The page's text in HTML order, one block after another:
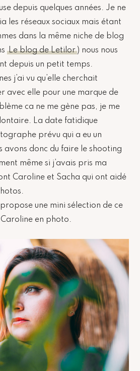
depuis quelques années. Je ne
les réseaux sociaux mais étant
dans la même niche de blog
Le blog de Letilor ) nous nous
depuis un petit temps.
j’ai vu qu’elle cherchait
avec elle pour une marque de
ca ne me gène pas, je me
La date fatidique
prévu qui a eu un
avons donc du faire le shooting
même si j’avais pris ma
Caroline et Sacha qui ont aidé
une mini sélection de ce
en photo.